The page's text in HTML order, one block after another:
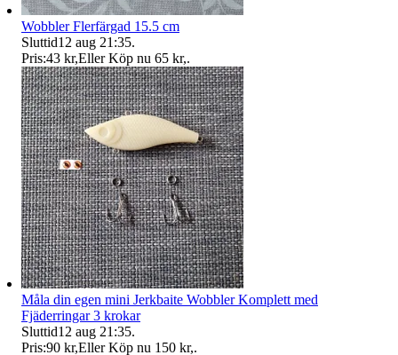
Wobbler Flerfärgad 15.5 cm
Sluttid12 aug 21:35.
Pris:43 kr,Eller Köp nu 65 kr,.
Måla din egen mini Jerkbaite Wobbler Komplett med
Fjäderringar 3 krokar
Sluttid12 aug 21:35.
Pris:90 kr,Eller Köp nu 150 kr,.